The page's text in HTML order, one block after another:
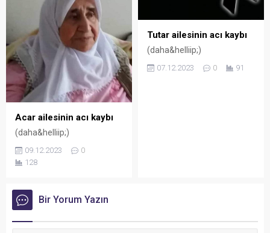
Acar ailesinin acı kaybı
(daha&helliip;)
09.12.2023
0
128
Tutar ailesinin acı kaybı
(daha&helliip;)
07.12.2023 0 91
Bir Yorum Yazın